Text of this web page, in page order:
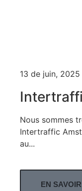
13 de juin, 2025
Nous sommes
Intertraffic
au...
EN